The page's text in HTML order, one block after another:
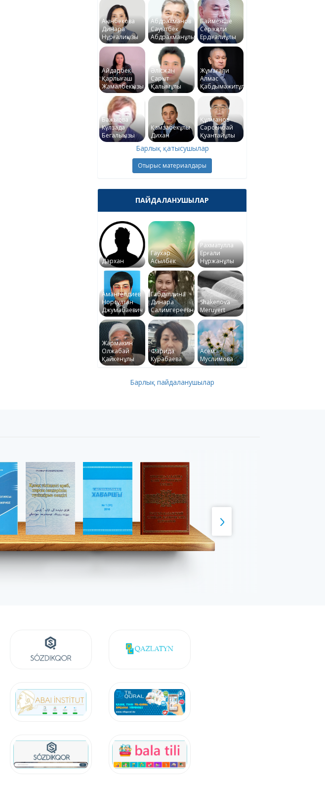
Ақынбекова
Динара
Нұрғалиқызы
Абдрахманов
Сауытбек
Абдрахманұлы
Байменше
Серікқали
Ердіғалиұлы
Айдарбек
Қарлығаш
Жамалбекқызы
Әлісжан
Сарқыт
Қалымұлы
Жұмағали
Алмас
Қабдымәжитұлы
Бажықова
Күлзада
Бегалықызы
Қамзабекұлы
Дихан
Құлманов
Сәрсенбай
Қуантайұлы
Барлық қатысушылар
Отырыс материалдары
ПАЙДАЛАНУШЫЛАР
Дархан
Гаухар
Асылбек
Рахматулла
Ерғали
Нұржанұлы
Амангелдиев
Норсултан
Джумабаевич
Габдуллина
Динара
Салимгереевна
Shakenova
Meruyert
Жармакин
Олжабай
Қайкенұлы
Фарида
Курабаева
Асем
Муслимова
Барлық пайдаланушылар